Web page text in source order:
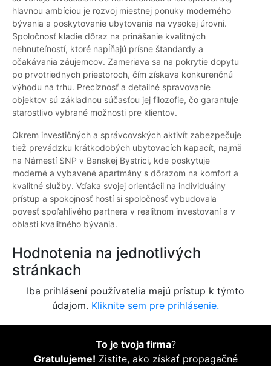
hlavnou ambíciou je rozvoj miestnej ponuky moderného
bývania a poskytovanie ubytovania na vysokej úrovni.
Spoločnosť kladie dôraz na prinášanie kvalitných
nehnuteľností, ktoré napĺňajú prísne štandardy a
očakávania záujemcov. Zameriava sa na pokrytie dopytu
po prvotriednych priestoroch, čím získava konkurenčnú
výhodu na trhu. Precíznosť a detailné spravovanie
objektov sú základnou súčasťou jej filozofie, čo garantuje
starostlivo vybrané možnosti pre klientov.
Okrem investičných a správcovských aktivít zabezpečuje
tiež prevádzku krátkodobých ubytovacích kapacít, najmä
na Námestí SNP v Banskej Bystrici, kde poskytuje
moderné a vybavené apartmány s dôrazom na komfort a
kvalitné služby. Vďaka svojej orientácii na individuálny
prístup a spokojnosť hostí si spoločnosť vybudovala
povesť spoľahlivého partnera v realitnom investovaní a v
oblasti kvalitného bývania.
Hodnotenia na jednotlivých
stránkach
Iba prihlásení používatelia majú prístup k týmto
údajom. Kliknite sem pre prihlásenie.
To je tvoja firma?
Gratulujeme! Zistite, ako získať propagačné